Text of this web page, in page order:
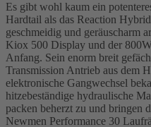
Es gibt wohl kaum ein
Hardtail als das Reaction
geschmeidig und geräuscharm
Kiox 500 Display und der
Anfang. Sein enorm breit
Transmission Antrieb aus dem
elektronische Gangwechsel
hitzebeständige hydraulische
packen beherzt zu und bringen
Newmen Performance 30